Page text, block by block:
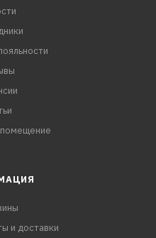
и доставки